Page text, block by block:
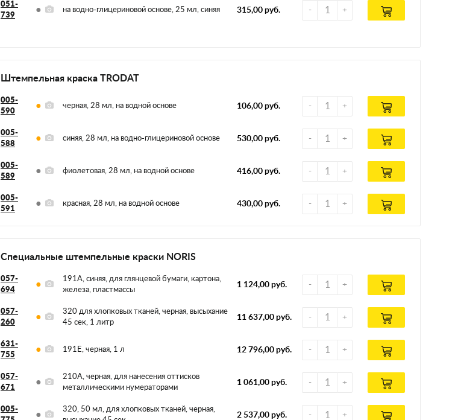
051-
739
на водно-глицериновой основе, 25 мл, синяя 315,00 руб.
Штемпельная краска TRODAT
005-
590
черная, 28 мл, на водной основе 106,00 руб.
005-
588
синяя, 28 мл, на водно-глицериновой основе 530,00 руб.
005-
589
фиолетовая, 28 мл, на водной основе 416,00 руб.
005-
591
красная, 28 мл, на водной основе 430,00 руб.
Специальные штемпельные краски NORIS
057-
694
191A, синяя, для глянцевой бумаги, картона,
железа, пластмассы
1 124,00 руб.
057-
260
320 для хлопковых тканей, черная, высыхание
45 сек, 1 литр
11 637,00 руб.
631-
755
191E, черная, 1 л 12 796,00 руб.
057-
671
210А, черная, для нанесения оттисков
металлическими нумераторами
1 061,00 руб.
005-
320, 50 мл, для хлопковых тканей, черная,
2 537,00 руб.